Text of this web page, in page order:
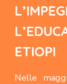
ETIOPI
Nelle